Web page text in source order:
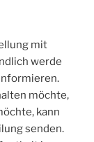
mit
werde
möchte,
kann
senden.